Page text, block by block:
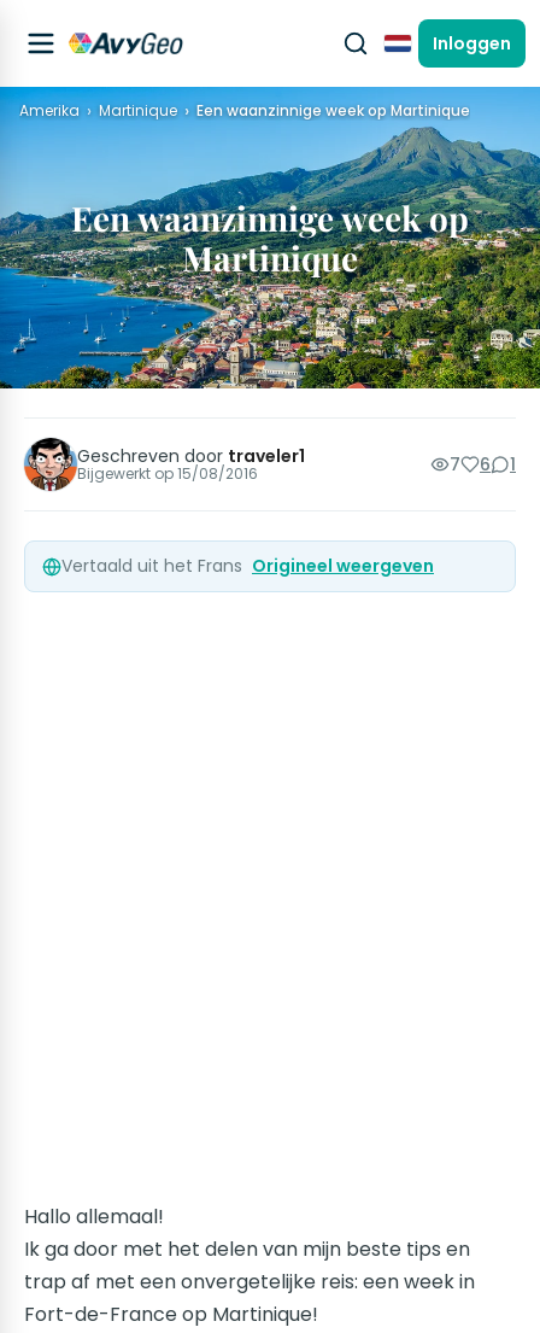
Nederlands
Inloggen
Amerika Martinique Een waanzinnige week op Martinique
Een waanzinnige week op
Martinique
Geschreven door traveler1
Bijgewerkt op15/08/2016 7 6 1
Vertaald uit het Frans Origineel weergeven
Hallo allemaal!
Ik ga door met het delen van mijn beste tips en
trap af met een onvergetelijke reis: een week in
Fort-de-France op Martinique!